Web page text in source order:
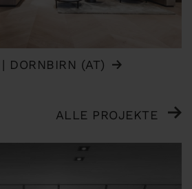
DORNBIRN (AT)
ALLE PROJEKTE